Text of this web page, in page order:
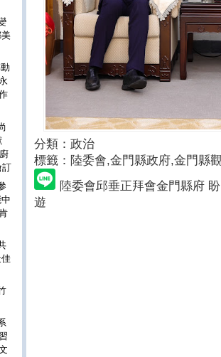
分類：政治
標籤：陸委會,金門縣政府,金門縣
陸委會邱垂正拜會金門縣府
遊
訂